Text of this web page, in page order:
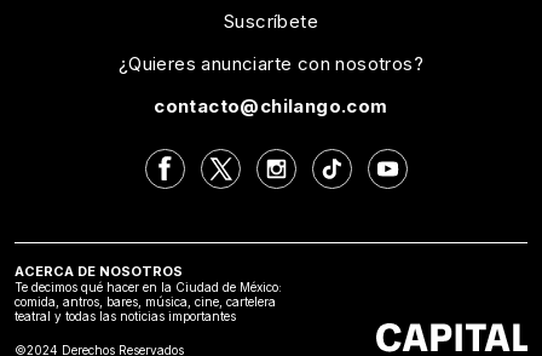
Suscríbete
¿Quieres anunciarte con nosotros?
contacto@chilango.com
ACERCA DE NOSOTROS
Te decimos qué hacer en la Ciudad de México:
comida, antros, bares, música, cine, cartelera
teatral y todas las noticias importantes
©2024 Derechos Reservados